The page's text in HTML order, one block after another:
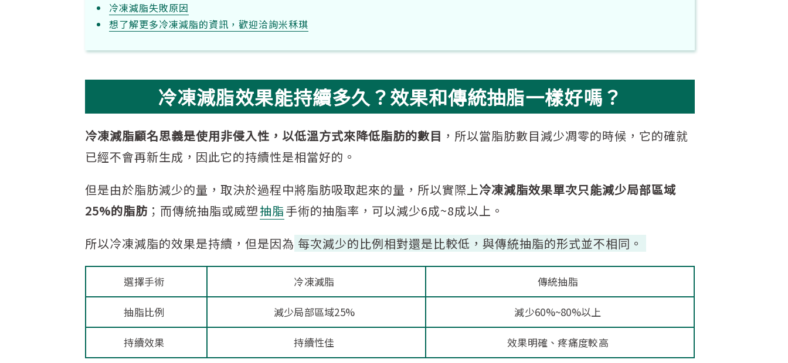
冷凍減脂失敗原因
想了解更多冷凍減脂的資訊，歡迎洽詢米秝琪
冷凍減脂效果能持續多久？效果和傳統抽脂一樣好嗎？
冷凍減脂顧名思義是使用非侵入性，以低溫方式來降低脂肪的數目 ，所以當脂肪數目減少凋零的時候，它的確就
已經不會再新生成，因此它的持續性是相當好的。
但是由於脂肪減少的量，取決於過程中將脂肪吸取起來的量，所以實際上冷凍減脂效果單次只能減少局部區域
25%的脂肪 ；而傳統抽脂或威塑抽脂手術的抽脂率，可以減少6成~8成以上。
所以冷凍減脂的效果是持續，但是因為 每次減少的比例相對還是比較低，與傳統抽脂的形式並不相同。
選擇手術 冷凍減脂 傳統抽脂
抽脂比例 減少局部區域25% 減少60%~80%以上
持續效果 持續性佳 效果明確、疼痛度較高